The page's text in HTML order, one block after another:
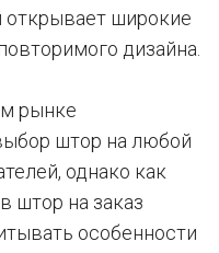
открывает широкие
дизайна.
рынке
штор на любой
однако как
штор на заказ
особенности